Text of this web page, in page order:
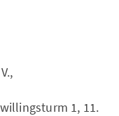
1, 11.